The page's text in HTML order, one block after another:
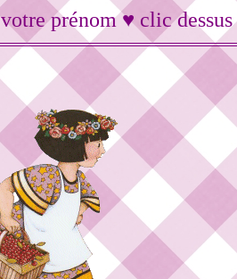
votre prénom ♥ clic dessus